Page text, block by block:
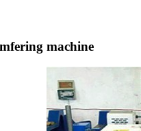
machine